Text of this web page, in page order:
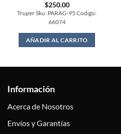
$250.00
Truper Sku: PARAG-95 Codigo:
66074
AÑADIR AL CARRITO
Información
Acerca de Nosotros
Envíos y Garantías